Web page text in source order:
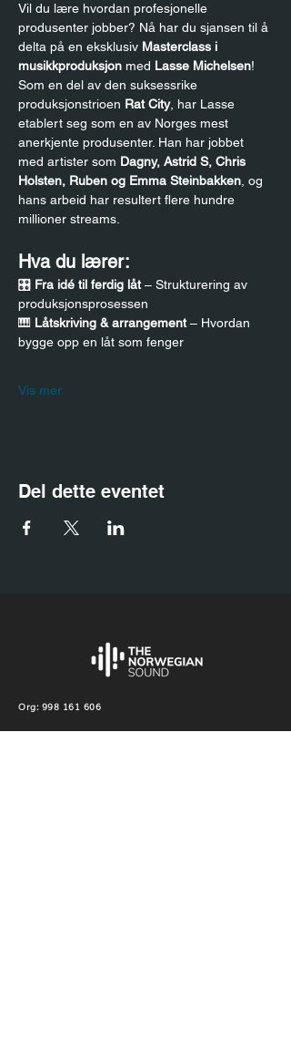
Vil du lære hvordan profesjonelle
produsenter jobber? Nå har du sjansen til å
delta på en eksklusiv Masterclass i
musikkproduksjon med Lasse Michelsen!
Som en del av den suksessrike
produksjonstrioen Rat City, har Lasse
etablert seg som en av Norges mest
anerkjente produsenter. Han har jobbet
med artister som Dagny, Astrid S, Chris
Holsten, Ruben og Emma Steinbakken , og
hans arbeid har resultert flere hundre
millioner streams.
Hva du lærer:
🎛 Fra idé til ferdig låt – Strukturering av
produksjonsprosessen
🎹 Låtskriving & arrangement – Hvordan
bygge opp en låt som fenger
Vis mer
Del dette eventet
Org: 998 161 606